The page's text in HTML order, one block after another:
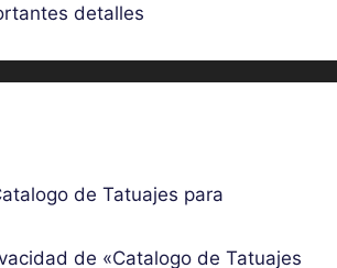
detalles
de Tatuajes para
de «Catalogo de Tatuajes